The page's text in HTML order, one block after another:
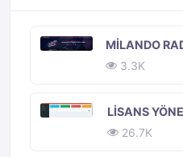
GOOGLE
2.3K
MILANDO